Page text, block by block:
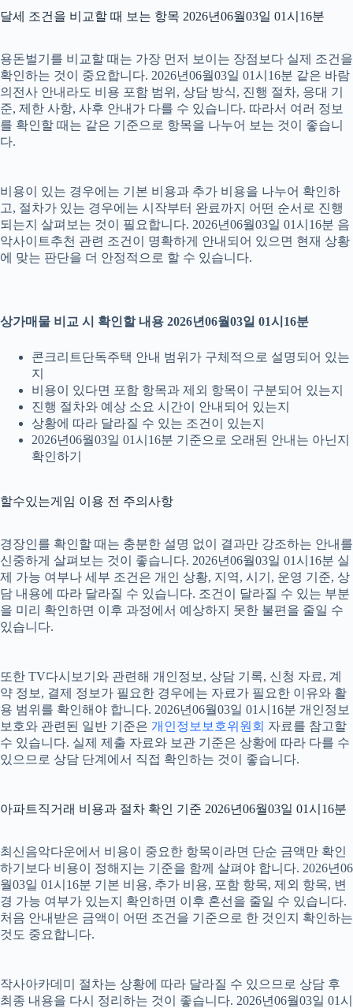
달세 조건을 비교할 때 보는 항목 2026년06월03일 01시16분
용돈벌기를 비교할 때는 가장 먼저 보이는 장점보다 실제 조건을
확인하는 것이 중요합니다. 2026년06월03일 01시16분 같은 바람
의전사 안내라도 비용 포함 범위, 상담 방식, 진행 절차, 응대 기
준, 제한 사항, 사후 안내가 다를 수 있습니다. 따라서 여러 정보
를 확인할 때는 같은 기준으로 항목을 나누어 보는 것이 좋습니
다.
비용이 있는 경우에는 기본 비용과 추가 비용을 나누어 확인하
고, 절차가 있는 경우에는 시작부터 완료까지 어떤 순서로 진행
되는지 살펴보는 것이 필요합니다. 2026년06월03일 01시16분 음
악사이트추천 관련 조건이 명확하게 안내되어 있으면 현재 상황
에 맞는 판단을 더 안정적으로 할 수 있습니다.
상가매물 비교 시 확인할 내용 2026년06월03일 01시16분
콘크리트단독주택 안내 범위가 구체적으로 설명되어 있는
지
비용이 있다면 포함 항목과 제외 항목이 구분되어 있는지
진행 절차와 예상 소요 시간이 안내되어 있는지
상황에 따라 달라질 수 있는 조건이 있는지
2026년06월03일 01시16분 기준으로 오래된 안내는 아닌지
확인하기
할수있는게임 이용 전 주의사항
경장인를 확인할 때는 충분한 설명 없이 결과만 강조하는 안내를
신중하게 살펴보는 것이 좋습니다. 2026년06월03일 01시16분 실
제 가능 여부나 세부 조건은 개인 상황, 지역, 시기, 운영 기준, 상
담 내용에 따라 달라질 수 있습니다. 조건이 달라질 수 있는 부분
을 미리 확인하면 이후 과정에서 예상하지 못한 불편을 줄일 수
있습니다.
또한 TV다시보기와 관련해 개인정보, 상담 기록, 신청 자료, 계
약 정보, 결제 정보가 필요한 경우에는 자료가 필요한 이유와 활
용 범위를 확인해야 합니다. 2026년06월03일 01시16분 개인정보
보호와 관련된 일반 기준은 개인정보보호위원회 자료를 참고할
수 있습니다. 실제 제출 자료와 보관 기준은 상황에 따라 다를 수
있으므로 상담 단계에서 직접 확인하는 것이 좋습니다.
아파트직거래 비용과 절차 확인 기준 2026년06월03일 01시16분
최신음악다운에서 비용이 중요한 항목이라면 단순 금액만 확인
하기보다 비용이 정해지는 기준을 함께 살펴야 합니다. 2026년06
월03일 01시16분 기본 비용, 추가 비용, 포함 항목, 제외 항목, 변
경 가능 여부가 있는지 확인하면 이후 혼선을 줄일 수 있습니다.
처음 안내받은 금액이 어떤 조건을 기준으로 한 것인지 확인하는
것도 중요합니다.
작사아카데미 절차는 상황에 따라 달라질 수 있으므로 상담 후
최종 내용을 다시 정리하는 것이 좋습니다. 2026년06월03일 01시